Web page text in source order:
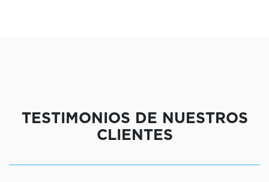
TESTIMONIOS DE NUESTROS
CLIENTES